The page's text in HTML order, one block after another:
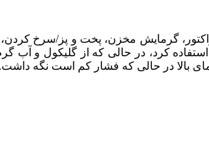
راکتور، گرمایش مخزن، پخت و پز/سرخ
بالا در حالی که فشار کم است نگه داشت.